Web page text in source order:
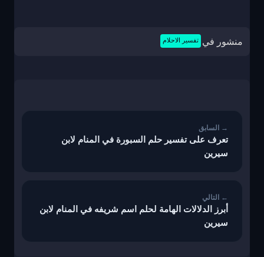
منشور في تفسير الاحلام
تعرف على تفسير حلم السبورة في المنام لابن
سيرين
أبرز الدلالات الهامة لحلم اسم شريفه في المنام لابن
سيرين